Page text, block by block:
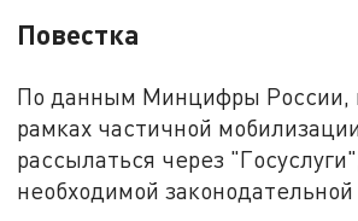
Повестка
По данным Минцифры России,
рамках частичной
рассылаться через
необходимой законодательной